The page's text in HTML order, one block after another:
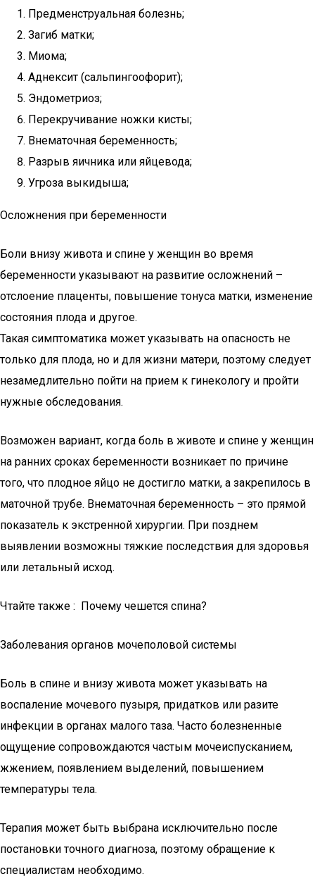
Предменструальная болезнь;
Загиб матки;
Миома;
Аднексит (сальпингоофорит);
Эндометриоз;
Перекручивание ножки кисты;
Внематочная беременность;
Разрыв яичника или яйцевода;
Угроза выкидыша;
Осложнения при беременности
Боли внизу живота и спине у женщин во время
беременности указывают на развитие осложнений –
отслоение плаценты, повышение тонуса матки, изменение
состояния плода и другое.
Такая симптоматика может указывать на опасность не
только для плода, но и для жизни матери, поэтому следует
незамедлительно пойти на прием к гинекологу и пройти
нужные обследования.
Возможен вариант, когда боль в животе и спине у женщин
на ранних сроках беременности возникает по причине
того, что плодное яйцо не достигло матки, а закрепилось в
маточной трубе. Внематочная беременность – это прямой
показатель к экстренной хирургии. При позднем
выявлении возможны тяжкие последствия для здоровья
или летальный исход.
Чтайте также : Почему чешется спина?
Заболевания органов мочеполовой системы
Боль в спине и внизу живота может указывать на
воспаление мочевого пузыря, придатков или разите
инфекции в органах малого таза. Часто болезненные
ощущение сопровождаются частым мочеиспусканием,
жжением, появлением выделений, повышением
температуры тела.
Терапия может быть выбрана исключительно после
постановки точного диагноза, поэтому обращение к
специалистам необходимо.